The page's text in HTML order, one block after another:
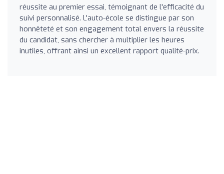
réussite au premier essai, témoignant de l'efficacité du
suivi personnalisé. L'auto-école se distingue par son
honnêteté et son engagement total envers la réussite
du candidat, sans chercher à multiplier les heures
inutiles, offrant ainsi un excellent rapport qualité-prix.